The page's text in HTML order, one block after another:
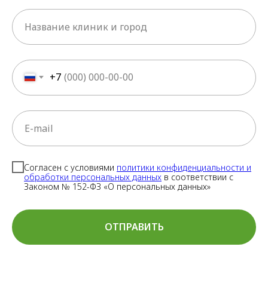
+7
Согласен с условиями политики конфиденциальности и
обработки персональных данных в соответствии с
Законом № 152-ФЗ «О персональных данных»
ОТПРАВИТЬ